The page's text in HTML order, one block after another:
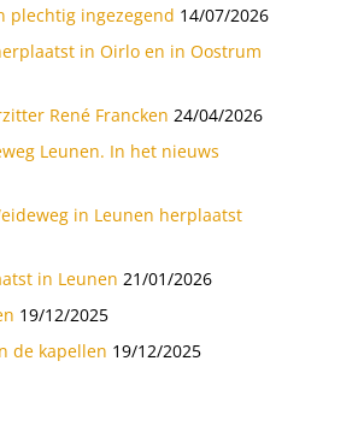
plechtig ingezegend 14/07/2026
in Oirlo en in Oostrum
René Francken 24/04/2026
Leunen. In het nieuws
in Leunen herplaatst
in Leunen 21/01/2026
19/12/2025
de kapellen 19/12/2025